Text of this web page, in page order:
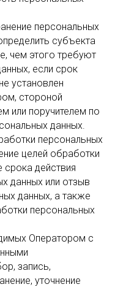
персональных
субъекта
чем этого требуют
если срок
установлен
стороной
или поручителем по
данных.
персональных
целей обработки
срока действия
данных или отзыв
данных, а также
персональных
Оператором с
запись,
уточнение